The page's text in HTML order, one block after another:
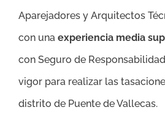
Aparejadores y Arquitectos
con una experiencia media
con Seguro de
vigor para realizar las
distrito de Puente de Vallecas.